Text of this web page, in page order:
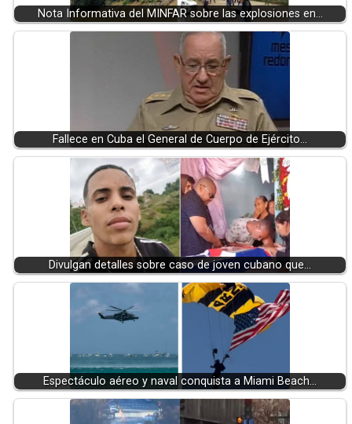
Nota Informativa del MINFAR sobre las explosiones en…
Fallece en Cuba el General de Cuerpo de Ejército…
Divulgan detalles sobre caso de joven cubano que…
Espectáculo aéreo y naval conquista a Miami Beach…